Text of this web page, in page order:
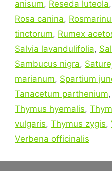
anisum, Reseda luteola,
Rosa canina,
tinctorum, Rumex
Salvia lavandulifolia,
Sambucus nigra,
marianum, Spartium
Tanacetum parthenium,
Thymus hyemalis,
vulgaris, Thymus zygis,
Verbena officinalis